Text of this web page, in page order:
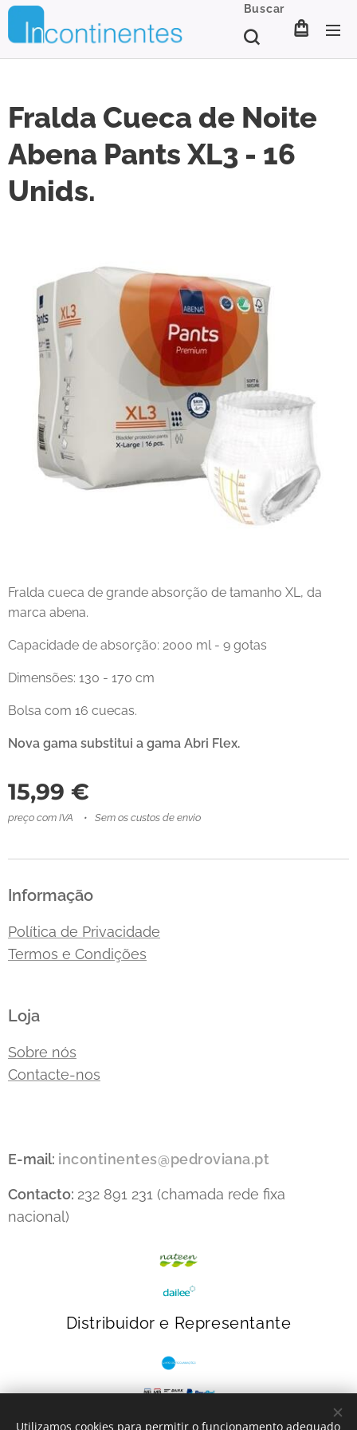
Buscar
Fralda Cueca de Noite
Abena Pants XL3 - 16
Unids.
Fralda cueca de grande absorção de tamanho XL, da
marca abena.
Capacidade de absorção: 2000 ml - 9 gotas
Dimensões: 130 - 170 cm
Bolsa com 16 cuecas.
Nova gama substitui a gama Abri Flex.
15,99 €
preço com IVA Sem os custos de envio
Informação
Política de Privacidade
Termos e Condições
Loja
Sobre nós
Contacte-nos
E-mail: incontinentes@pedroviana.pt
Contacto: 232 891 231 (chamada rede fixa
nacional)
Distribuidor e Representante
Utilizamos cookies para permitir o funcionamento adequado